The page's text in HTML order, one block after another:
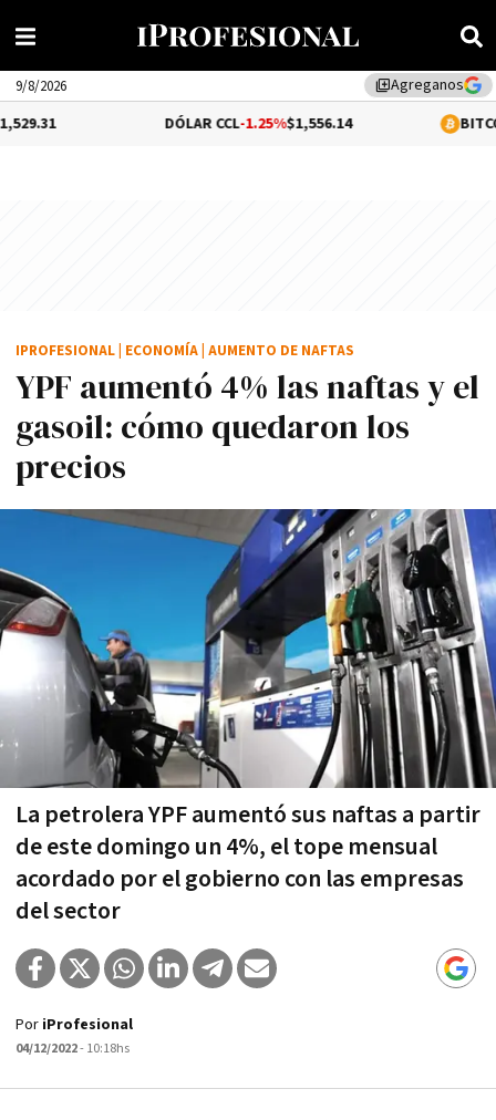
library_addAgreganos
9/8/2026
-1.25%$1,556.14 -0.1%
YPF aumentó 4% las naftas y el
gasoil: cómo quedaron los
precios
La petrolera YPF aumentó sus naftas a partir
de este domingo un 4%, el tope mensual
acordado por el gobierno con las empresas
del sector
IPROFESIONAL ECONOMÍA AUMENTO DE NAFTAS
Por iProfesional
04/12/2022- 10:18hs